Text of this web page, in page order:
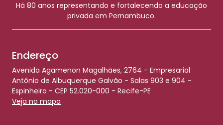
Há 80 anos representando e fortalecendo a educação
privada em Pernambuco.
Endereço
Avenida Agamenon Magalhães, 2764 - Empresarial
Antônio de Albuquerque Galvão - Salas 903 e 904 -
Espinheiro - CEP 52.020-000 - Recife-PE
Veja no mapa